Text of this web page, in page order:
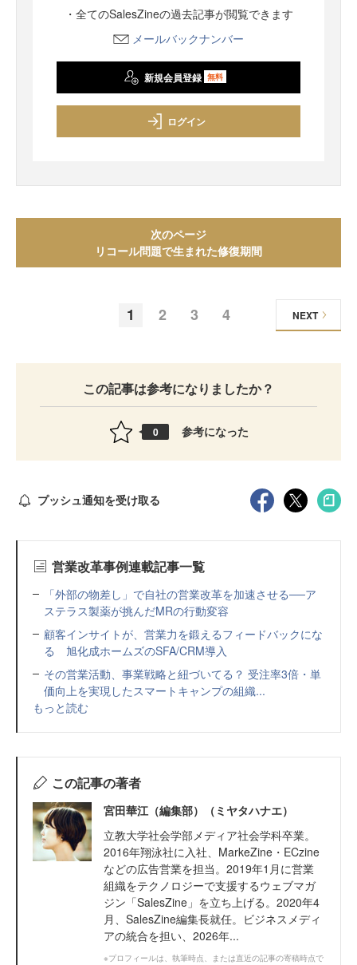
・全てのSalesZineの過去記事が閲覧できます
メールバックナンバー
新規会員登録 無料
ログイン
次のページ
リコール問題で生まれた修復期間
1 2 3 4 NEXT
この記事は参考になりましたか？
0 参考になった
プッシュ通知を受け取る
営業改革事例連載記事一覧
「外部の物差し」で自社の営業改革を加速させる──ア
ステラス製薬が挑んだMRの行動変容
顧客インサイトが、営業力を鍛えるフィードバックにな
る 旭化成ホームズのSFA/CRM導入
その営業活動、事業戦略と紐づいてる？ 受注率3倍・単
価向上を実現したスマートキャンプの組織...
もっと読む
この記事の著者
宮田華江（編集部）（ミヤタハナエ）
立教大学社会学部メディア社会学科卒業。
2016年翔泳社に入社、MarkeZine・ECzine
などの広告営業を担当。2019年1月に営業
組織をテクノロジーで支援するウェブマガ
ジン「SalesZine」を立ち上げる。2020年4
月、SalesZine編集長就任。ビジネスメディ
アの統合を担い、2026年...
※プロフィールは、執筆時点、または直近の記事の寄稿時点で